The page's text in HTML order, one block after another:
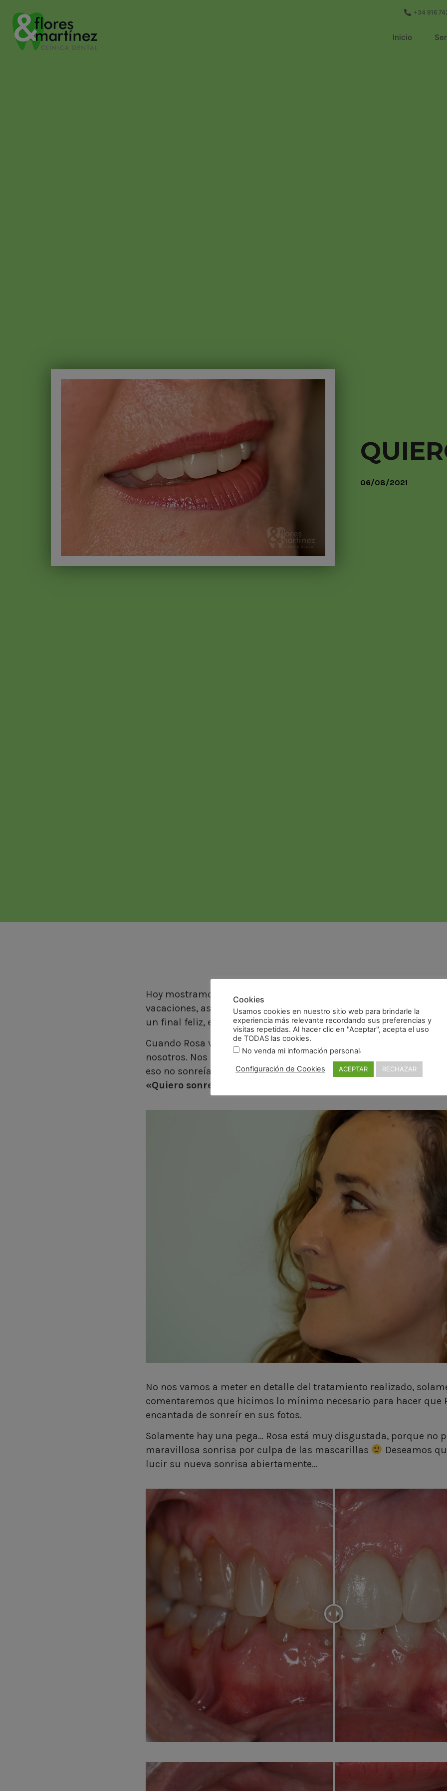
+34 916
Inicio
06/08/2021
Hoy mostramos el caso de una «superpaciente» nuestra, Rosa.
vacaciones, así que nos parece que una historia fresca y
un final feliz, es perfecta para ilustrar nuestro siguiente caso
Cuando Rosa vino a nuestra clínica, le preguntamos que es lo
nosotros. Nos contó que a ella no le terminaba de gustaban sus
eso no sonreía en las fotos. Su mensaje, fue sencillo, directo, y
«Quiero sonreír»
No nos vamos a meter en detalle del tratamiento realizado,
comentaremos que hicimos lo mínimo necesario para hacer que
encantada de sonreír en sus fotos.
Solamente hay una pega… Rosa está muy disgustada, porque no
maravillosa sonrisa por culpa de las mascarillas
Deseamos
lucir su nueva sonrisa abiertamente…
Cookies
Usamos cookies en nuestro sitio web para brindarle la
experiencia más relevante recordando sus preferencias y
visitas repetidas. Al hacer clic en "Aceptar", acepta el uso
de TODAS las cookies.
No venda mi información personal.
Configuración de Cookies ACEPTAR RECHAZAR